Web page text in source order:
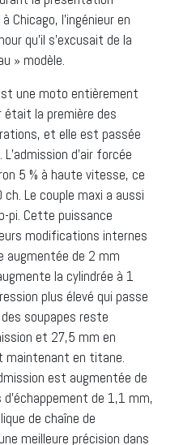
Chicago, l’ingénieur en
qu’il s’excusait de la
» modèle.
une moto entièrement
était la première des
et elle est passée
d’air forcée
5 % à haute vitesse, ce
Le couple maxi a aussi
pi. Cette puissance
modifications internes
augmentée de 2 mm
la cylindrée à 1
plus élevé qui passe
soupapes reste
et 27,5 mm en
maintenant en titane.
est augmentée de
de 1,1 mm,
de chaîne de
meilleure précision dans